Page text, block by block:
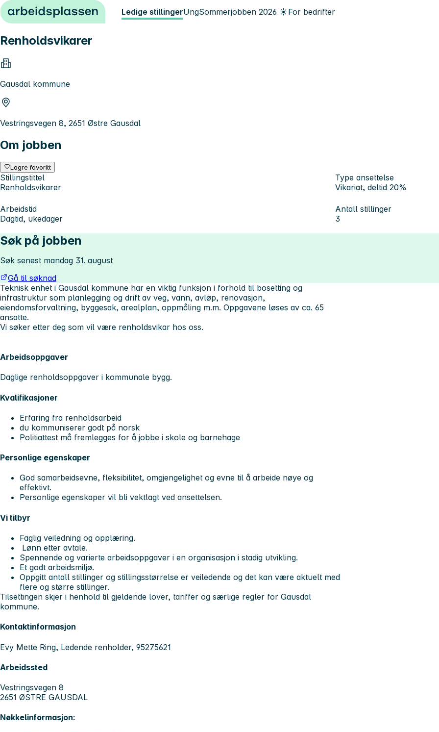
Hopp til innhold Ledige stillingerUngSommerjobben 2026 ☀️For bedrifter
Renholdsvikarer
Gausdal kommune
Vestringsvegen 8, 2651 Østre Gausdal
Om jobben
Lagre favoritt
Stillingstittel
Renholdsvikarer
Type ansettelse
Vikariat, deltid 20%
Arbeidstid
Dagtid, ukedager
Antall stillinger
3
Søk på jobben
Søk senest mandag 31. august
Gå til søknad
Teknisk enhet i Gausdal kommune har en viktig funksjon i forhold til bosetting og
infrastruktur som planlegging og drift av veg, vann, avløp, renovasjon,
eiendomsforvaltning, byggesak, arealplan, oppmåling m.m. Oppgavene løses av ca. 65
ansatte.
Vi søker etter deg som vil være renholdsvikar hos oss.
Arbeidsoppgaver
Daglige renholdsoppgaver i kommunale bygg.
Kvalifikasjoner
Erfaring fra renholdsarbeid
du kommuniserer godt på norsk
Politiattest må fremlegges for å jobbe i skole og barnehage
Personlige egenskaper
God samarbeidsevne, fleksibilitet, omgjengelighet og evne til å arbeide nøye og
effektivt.
Personlige egenskaper vil bli vektlagt ved ansettelsen.
Vi tilbyr
Faglig veiledning og opplæring.
Lønn etter avtale.
Spennende og varierte arbeidsoppgaver i en organisasjon i stadig utvikling.
Et godt arbeidsmiljø.
Oppgitt antall stillinger og stillingsstørrelse er veiledende og det kan være aktuelt med
flere og større stillinger.
Tilsettingen skjer i henhold til gjeldende lover, tariffer og særlige regler for Gausdal
kommune.
Kontaktinformasjon
Evy Mette Ring, Ledende renholder, 95275621
Arbeidssted
Vestringsvegen 8
2651 ØSTRE GAUSDAL
Nøkkelinformasjon: